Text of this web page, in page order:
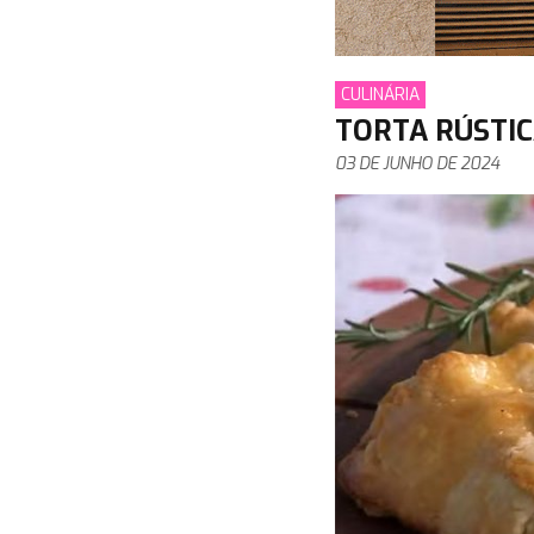
CULINÁRIA
TORTA
03 DE JUNHO DE 2024